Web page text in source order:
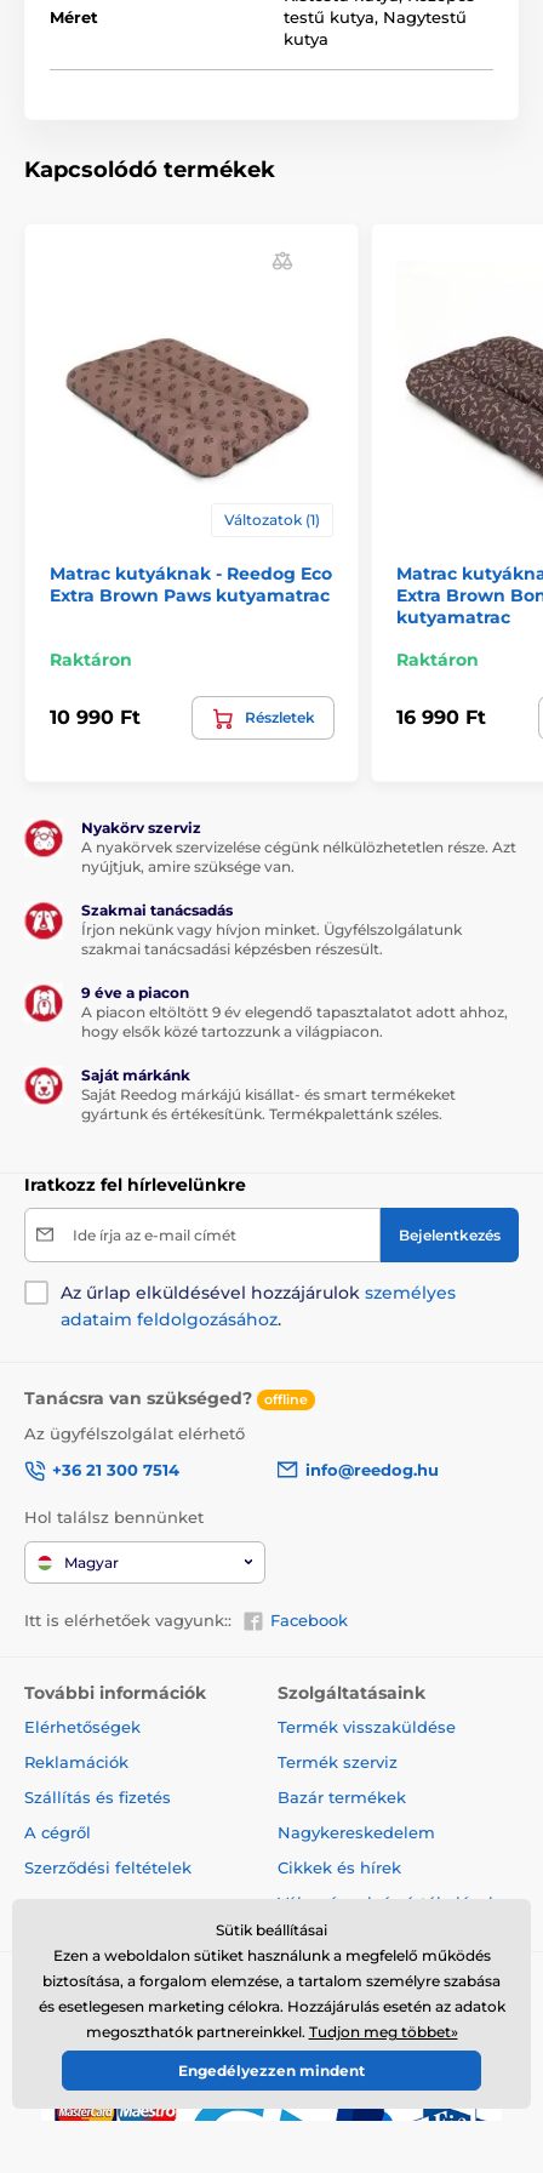
eltérhetnek.)
A termék hátrányai:
nincs
A műszaki specifikációk előzetes értesítés nélkül
változhatnak. A képek csak illusztrációk.
Házak, fekhelyek
Kistestű kutyáknak
Közepes testű kutyáknak
Nagytestű kutyáknak
Méret
testű kutya, Nagytestű
kutya
Kapcsolódó termékek
Változatok (1)
Matrac kutyáknak - Reedog Eco
Extra Brown Paws kutyamatrac
Raktáron
10 990 Ft Részletek
Matrac
Extra Brown
kutyamatrac
Raktáron
16 990 Ft
Nyakörv szerviz
A nyakörvek szervizelése cégünk nélkülözhetetlen része. Azt
nyújtjuk, amire szüksége van.
Szakmai tanácsadás
Írjon nekünk vagy hívjon minket. Ügyfélszolgálatunk
szakmai tanácsadási képzésben részesült.
9 éve a piacon
A piacon eltöltött 9 év elegendő tapasztalatot adott ahhoz,
hogy elsők közé tartozzunk a világpiacon.
Saját márkánk
Saját Reedog márkájú kisállat- és smart termékeket
gyártunk és értékesítünk. Termékpalettánk széles.
Iratkozz fel hírlevelünkre
Ide írja az e-mail címét Bejelentkezés
Az űrlap elküldésével hozzájárulok személyes
adataim feldolgozásához.
Tanácsra van szükséged? offline
Az ügyfélszolgálat elérhető
+36 21 300 7514
info@reedog.hu
Hol találsz bennünket
Magyar
Itt is elérhetőek vagyunk:: Facebook
További információk
Elérhetőségek
Reklamációk
Szállítás és fizetés
A cégről
Szerződési feltételek
Szolgáltatásaink
Termék visszaküldése
Termék szerviz
Bazár termékek
Nagykereskedelem
Cikkek és hírek
Vélemények és értékelések
Sütik beállításai
Ezen a weboldalon sütiket használunk a megfelelő működés
biztosítása, a forgalom elemzése, a tartalom személyre szabása
és esetlegesen marketing célokra. Hozzájárulás esetén az adatok
megoszthatók partnereinkkel. Tudjon meg többet»
Engedélyezzen mindent